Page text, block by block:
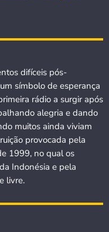
difíceis pós-
símbolo de esperança
rádio a surgir após
alegria e dando
muitos ainda viviam
provocada pela
1999, no qual os
Indonésia e pela
livre.